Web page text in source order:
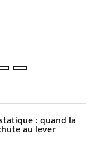
: quand la
au lever